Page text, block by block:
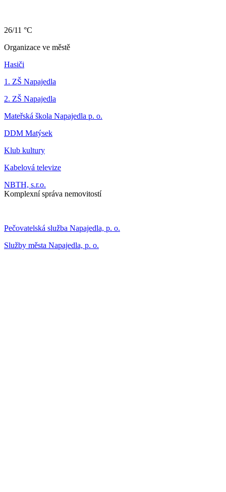
26/11 °C
Organizace ve městě
Hasiči
1. ZŠ Napajedla
2. ZŠ Napajedla
Mateřská škola Napajedla p. o.
DDM Matýsek
Klub kultury
Kabelová televize
NBTH, s.r.o.
Komplexní správa nemovitostí
Pečovatelská služba Napajedla, p. o.
Služby města Napajedla, p. o.